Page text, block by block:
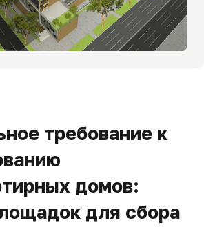
требование к
домов:
для сбора